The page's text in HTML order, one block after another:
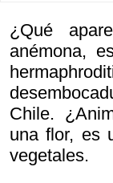
¿Qué
anémona,
Chile.
una flor, es
vegetales.